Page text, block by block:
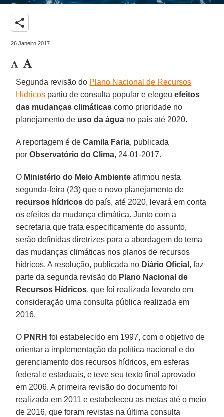
share
26 Janeiro 2017
Segunda revisão do Plano Nacional de Recursos
Hídricos partiu de consulta popular e elegeuefeitos
das mudanças climáticas como prioridade no
planejamento de uso da água no país até 2020.
A reportagem é deCamila Faria, publicada
porObservatório do Clima, 24-01-2017.
O Ministério do Meio Ambiente afirmou nesta
segunda-feira (23) que o novo planejamento de
recursos hídricos do país, até 2020, levará em conta
os efeitos da mudança climática. Junto com a
secretaria que trata especificamente do assunto,
serão definidas diretrizes para a abordagem do tema
das mudanças climáticas nos planos de recursos
hídricos. A resolução, publicada no Diário Oficial , faz
parte da segunda revisão do Plano Nacional de
Recursos Hídricos, que foi realizada levando em
consideração uma consulta pública realizada em
2016.
O PNRH foi estabelecido em 1997, com o objetivo de
orientar a implementação da política nacional e do
gerenciamento dos recursos hídricos, em esferas
federal e estaduais, e teve seu texto final aprovado
em 2006. A primeira revisão do documento foi
realizada em 2011 e estabeleceu as metas até o meio
de 2016, que foram revistas na última consulta